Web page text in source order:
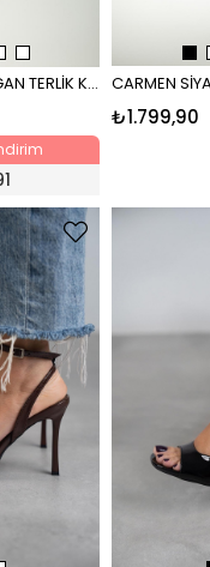
CARMEN KAHVE RUGAN TERLİK KAHVE
₺1.799,90